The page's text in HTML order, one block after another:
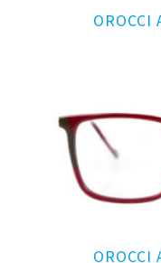
OROCCI
OROCCI